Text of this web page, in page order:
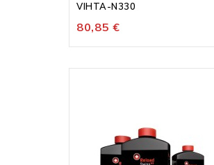
VIHTA-N330
80,85 €